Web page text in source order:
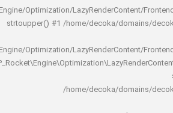
rocket/inc/Engine/Optimization/
strtoupper() #1 /home/decoka/
rocket/inc/Engine/Optimization/
/home/decoka/